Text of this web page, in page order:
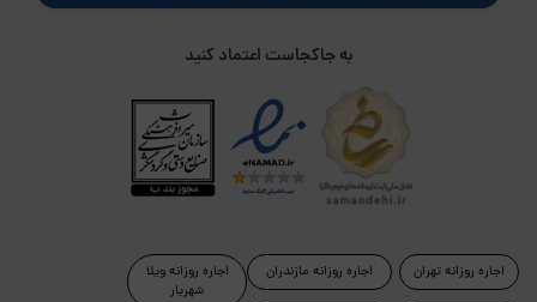
به جاکجاست اعتماد کنید
اجاره روزانه تهران اجاره روزانه مازندران
اجاره روزانه ویلا
شهریار